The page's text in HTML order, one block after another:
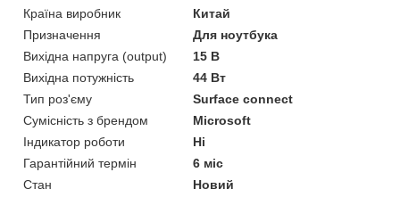
Країна виробник
Китай
Призначення
Для ноутбука
Вихідна напруга (output)
15 В
Вихідна потужність
44 Вт
Тип роз'єму
Surface connect
Сумісність з брендом
Microsoft
Індикатор роботи
Ні
Гарантійний термін
6 міс
Стан
Новий